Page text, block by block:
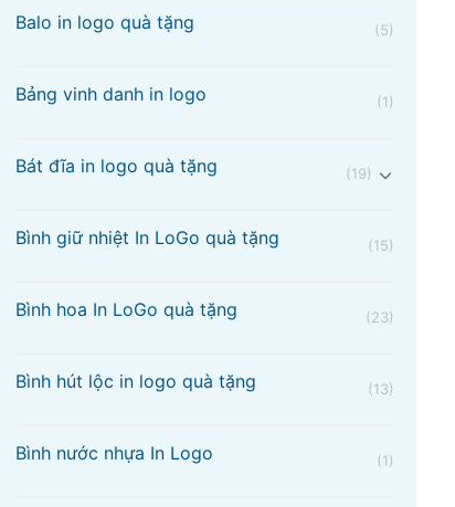
Balo in logo quà tặng (5)
Bảng vinh danh in logo (1)
Bát đĩa in logo quà tặng (19)
Bình giữ nhiệt In LoGo quà tặng (15)
Bình hoa In LoGo quà tặng (23)
Bình hút lộc in logo quà tặng (13)
Bình nước nhựa In Logo (1)